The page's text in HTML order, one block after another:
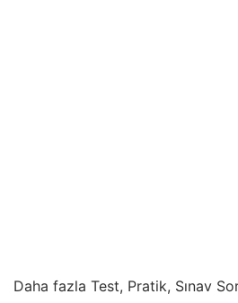
Daha fazla Test, Pratik, Sınav